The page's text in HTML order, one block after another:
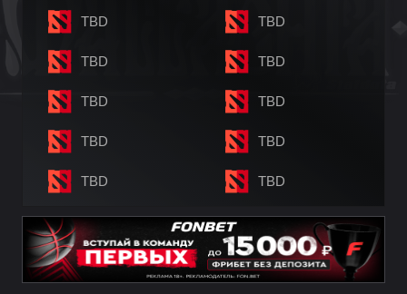
TBD
TBD
TBD
TBD
TBD
TBD
TBD
TBD
TBD
TBD